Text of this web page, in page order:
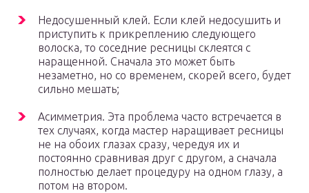
Недосушенный клей. Если клей недосушить и
приступить к прикреплению следующего
волоска, то соседние ресницы склеятся с
наращенной. Сначала это может быть
незаметно, но со временем, скорей всего, будет
сильно мешать;
Асимметрия. Эта проблема часто встречается в
тех случаях, когда мастер наращивает ресницы
не на обоих глазах сразу, чередуя их и
постоянно сравнивая друг с другом, а сначала
полностью делает процедуру на одном глазу, а
потом на втором.